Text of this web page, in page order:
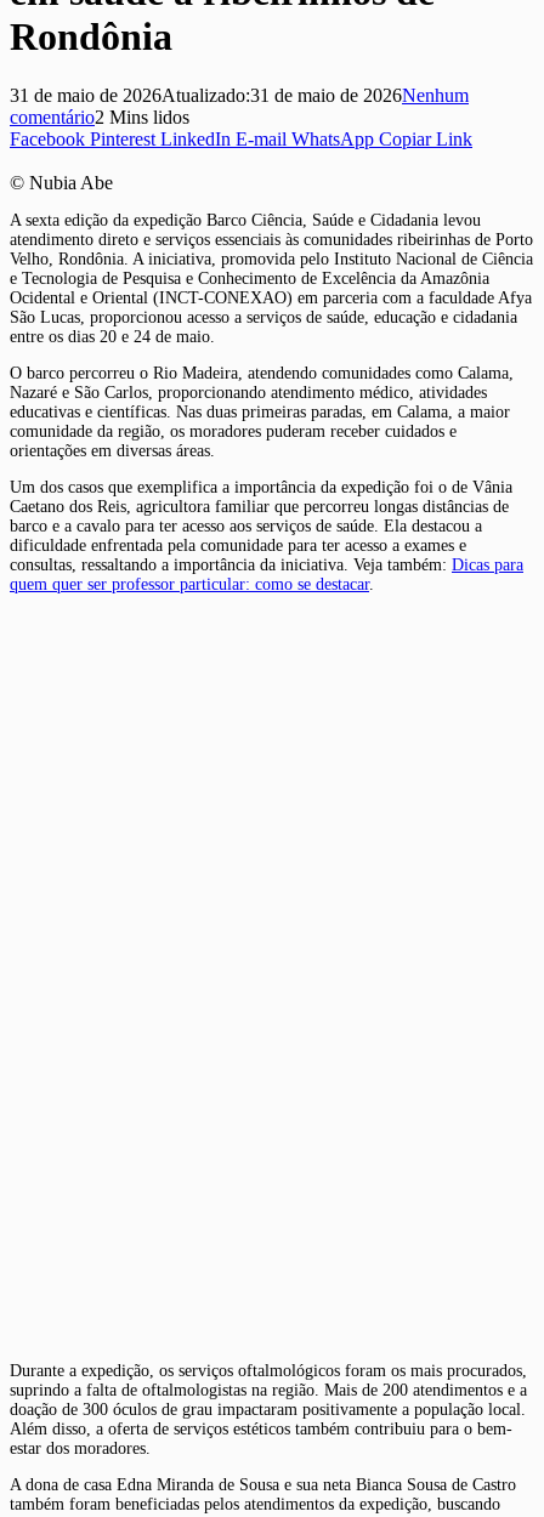
Rondônia
31 de maio de 2026Atualizado:31 de maio de 2026Nenhum
comentário2 Mins lidos
Facebook Pinterest LinkedIn E-mail WhatsApp Copiar Link
© Nubia Abe
A sexta edição da expedição Barco Ciência, Saúde e Cidadania levou
atendimento direto e serviços essenciais às comunidades ribeirinhas de Porto
Velho, Rondônia. A iniciativa, promovida pelo Instituto Nacional de Ciência
e Tecnologia de Pesquisa e Conhecimento de Excelência da Amazônia
Ocidental e Oriental (INCT-CONEXAO) em parceria com a faculdade Afya
São Lucas, proporcionou acesso a serviços de saúde, educação e cidadania
entre os dias 20 e 24 de maio.
O barco percorreu o Rio Madeira, atendendo comunidades como Calama,
Nazaré e São Carlos, proporcionando atendimento médico, atividades
educativas e científicas. Nas duas primeiras paradas, em Calama, a maior
comunidade da região, os moradores puderam receber cuidados e
orientações em diversas áreas.
Um dos casos que exemplifica a importância da expedição foi o de Vânia
Caetano dos Reis, agricultora familiar que percorreu longas distâncias de
barco e a cavalo para ter acesso aos serviços de saúde. Ela destacou a
dificuldade enfrentada pela comunidade para ter acesso a exames e
consultas, ressaltando a importância da iniciativa. Veja também: Dicas para
quem quer ser professor particular: como se destacar.
Durante a expedição, os serviços oftalmológicos foram os mais procurados,
suprindo a falta de oftalmologistas na região. Mais de 200 atendimentos e a
doação de 300 óculos de grau impactaram positivamente a população local.
Além disso, a oferta de serviços estéticos também contribuiu para o bem-
estar dos moradores.
A dona de casa Edna Miranda de Sousa e sua neta Bianca Sousa de Castro
também foram beneficiadas pelos atendimentos da expedição, buscando